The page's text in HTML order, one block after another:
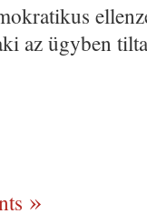
az ügyben